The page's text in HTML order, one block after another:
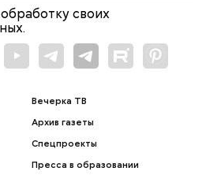
своих
Вечерка ТВ
Архив газеты
Спецпроекты
Пресса в образовании